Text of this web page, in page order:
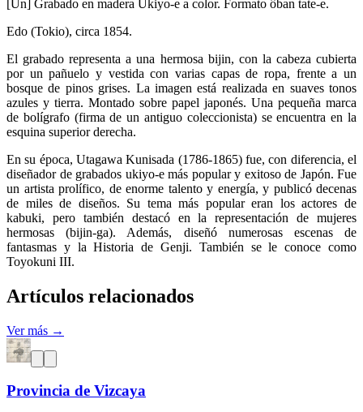
[Un] Grabado en madera Ukiyo-e a color. Formato ôban tate-e.
Edo (Tokio), circa 1854.
El grabado representa a una hermosa bijin, con la cabeza cubierta
por un pañuelo y vestida con varias capas de ropa, frente a un
bosque de pinos grises. La imagen está realizada en suaves tonos
azules y tierra. Montado sobre papel japonés. Una pequeña marca
de bolígrafo (firma de un antiguo coleccionista) se encuentra en la
esquina superior derecha.
En su época, Utagawa Kunisada (1786-1865) fue, con diferencia, el
diseñador de grabados ukiyo-e más popular y exitoso de Japón. Fue
un artista prolífico, de enorme talento y energía, y publicó decenas
de miles de diseños. Su tema más popular eran los actores de
kabuki, pero también destacó en la representación de mujeres
hermosas (bijin-ga). Además, diseñó numerosas escenas de
fantasmas y la Historia de Genji. También se le conoce como
Toyokuni III.
Artículos relacionados
Ver más →
Provincia de Vizcaya